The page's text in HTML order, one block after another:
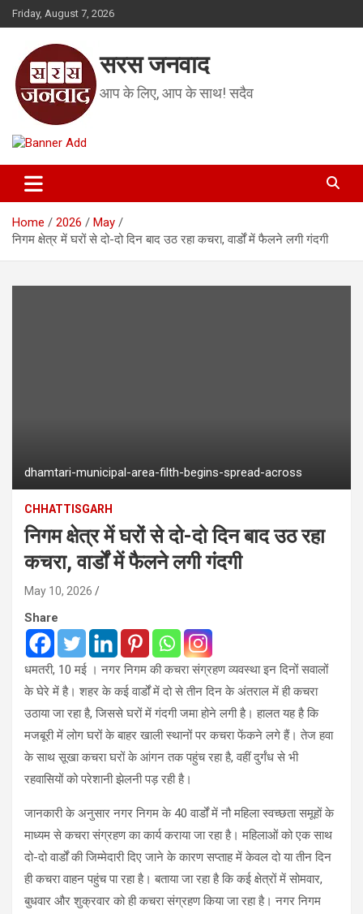
Skip
to
Friday, August 7, 2026
सरस जनवाद
आप के लिए, आप के साथ! सदैव
Home 2026
May
निगम क्षेत्र में घरों से दो-दो दिन बाद उठ रहा कचरा, वार्डों में फैलने लगी गंदगी
dhamtari-municipal-area-filth-begins-spread-across
CHHATTISGARH
निगम क्षेत्र में घरों से दो-दो दिन बाद उठ रहा
कचरा, वार्डों में फैलने लगी गंदगी
May 10, 2026
Share
धमतरी, 10 मई । नगर निगम की कचरा संग्रहण व्यवस्था इन दिनों सवालों
के घेरे में है। शहर के कई वार्डों में दो से तीन दिन के अंतराल में ही कचरा
उठाया जा रहा है, जिससे घरों में गंदगी जमा होने लगी है। हालत यह है कि
मजबूरी में लोग घरों के बाहर खाली स्थानों पर कचरा फेंकने लगे हैं। तेज हवा
के साथ सूखा कचरा घरों के आंगन तक पहुंच रहा है, वहीं दुर्गंध से भी
रहवासियों को परेशानी झेलनी पड़ रही है।
जानकारी के अनुसार नगर निगम के 40 वार्डों में नौ महिला स्वच्छता समूहों के
माध्यम से कचरा संग्रहण का कार्य कराया जा रहा है। महिलाओं को एक साथ
दो-दो वार्डों की जिम्मेदारी दिए जाने के कारण सप्ताह में केवल दो या तीन दिन
ही कचरा वाहन पहुंच पा रहा है। बताया जा रहा है कि कई क्षेत्रों में सोमवार,
बुधवार और शुक्रवार को ही कचरा संग्रहण किया जा रहा है। नगर निगम